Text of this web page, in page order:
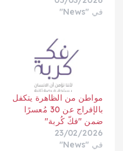
في "News"
مواطن من الظاهرة يتكفل
بالإفراج عن 30 مُعسرًا
ضمن "فكّ كُربة"
23/02/2026
في "News"